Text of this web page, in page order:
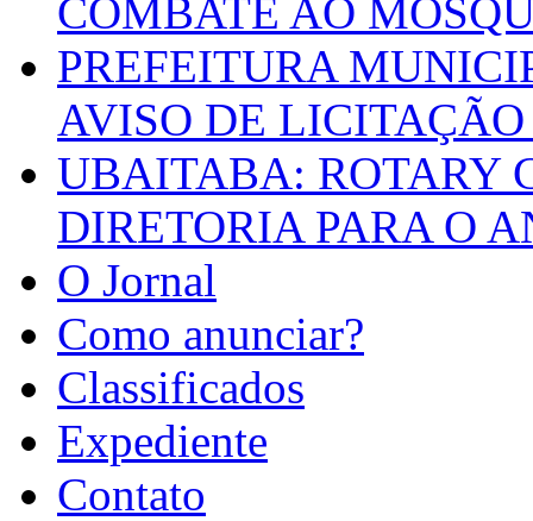
COMBATE AO
PREFEITURA
AVISO DE LICITAÇÃO
UBAITABA: ROTARY
DIRETORIA PARA O
O Jornal
Como anunciar?
Classificados
Expediente
Contato